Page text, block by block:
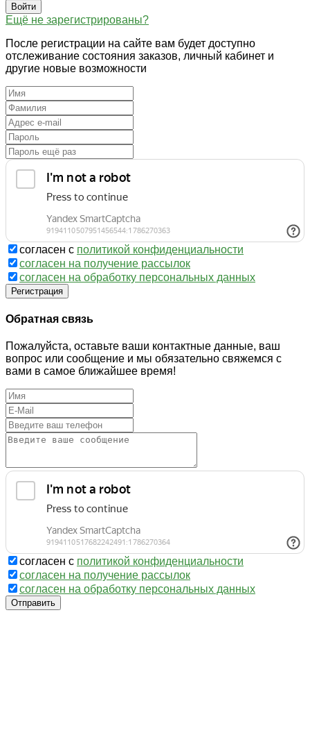
Войти
Ещё не зарегистрированы?
После регистрации на сайте вам будет доступно
отслеживание состояния заказов, личный кабинет и
другие новые возможности
согласен с политикой конфиденциальности
согласен на получение рассылок
согласен на обработку персональных данных
Регистрация
Обратная связь
Пожалуйста, оставьте ваши контактные данные, ваш
вопрос или сообщение и мы обязательно свяжемся с
вами в самое ближайшее время!
согласен с политикой конфиденциальности
согласен на получение рассылок
согласен на обработку персональных данных
Отправить